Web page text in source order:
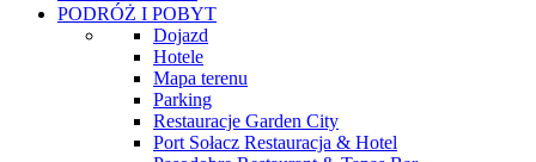
PODRÓŻ I POBYT
Dojazd
Hotele
Mapa terenu
Parking
Restauracje Garden City
Port Sołacz Restauracja & Hotel